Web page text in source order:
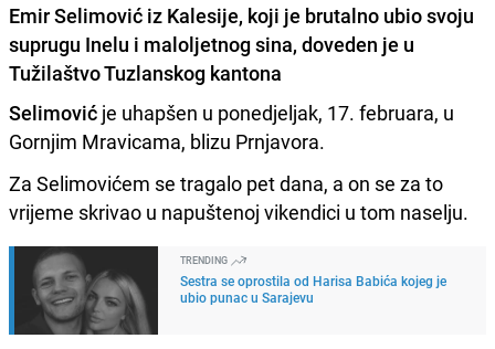
Emir Selimović iz Kalesije, koji je brutalno ubio svoju
suprugu Inelu i maloljetnog sina, doveden je u
Tužilaštvo Tuzlanskog kantona
Selimović je uhapšen u ponedjeljak, 17. februara, u
Gornjim Mravicama, blizu Prnjavora.
Za Selimovićem se tragalo pet dana, a on se za to
vrijeme skrivao u napuštenoj vikendici u tom naselju.
TRENDING
Sestra se oprostila od Harisa Babića kojeg je
ubio punac u Sarajevu